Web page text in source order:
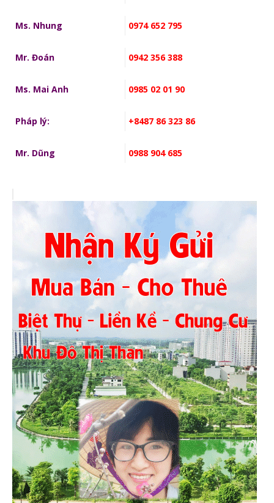
Ms. Nhung 0974 652 795
Mr. Đoán 0942 356 388
Ms. Mai Anh 0985 02 01 90
Pháp lý: +8487 86 323 86
Mr. Dũng 0988 904 685